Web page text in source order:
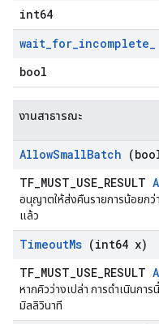
int64
wait_for_incomplete_
bool
งานสาธารณะ
AllowSmallBatch
TF_MUST_USE_RESULT
อนุญาตให้ส่งคืนรายการน้อยก
แล้ว
TimeoutMs (int64 x)
TF_MUST_USE_RESULT
หากคิวว่างเปล่า การดำเนินกา
มิลลิวินาที